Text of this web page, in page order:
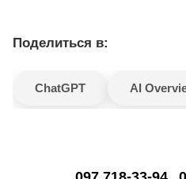
Поделиться в:
ChatGPT AI